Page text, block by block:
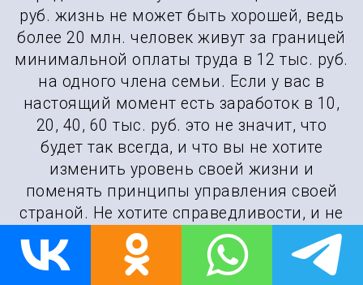
руб. жизнь не может быть хорошей, ведь
более 20 млн. человек живут за границей
минимальной оплаты труда в 12 тыс. руб.
на одного члена семьи. Если у вас в
настоящий момент есть заработок в 10,
20, 40, 60 тыс. руб. это не значит, что
будет так всегда, и что вы не хотите
изменить уровень своей жизни и
поменять принципы управления своей
страной. Не хотите справедливости, и не
хотите жить.
Прозападные пропагандисты внушали